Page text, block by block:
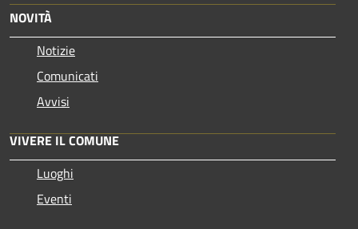
NOVITÀ
Notizie
Comunicati
Avvisi
VIVERE IL COMUNE
Luoghi
Eventi